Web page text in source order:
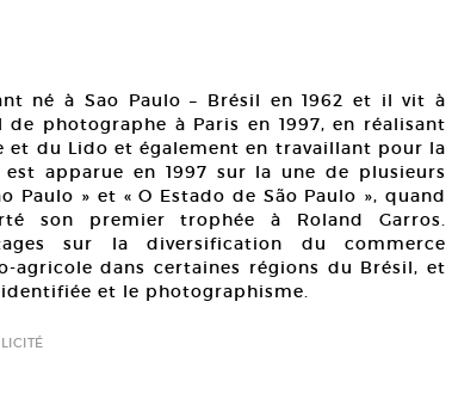
né à Sao Paulo – Brésil en 1962 et il vit à
photographe à Paris en 1997, en réalisant
et du Lido et également en travaillant pour la
apparue en 1997 sur la une de plusieurs
» et « O Estado de São Paulo », quand
son premier trophée à Roland Garros.
sur la diversification du commerce
dans certaines régions du Brésil, et
et le photographisme.